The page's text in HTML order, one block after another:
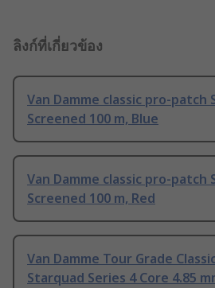
ลิงก์ที่เกี่ยวข้อง
Van Damme classic pro-patch
Screened 100 m, Blue
Van Damme classic pro-patch
Screened 100 m, Red
Van Damme Tour Grade
Starquad Series 4 Core 4.85